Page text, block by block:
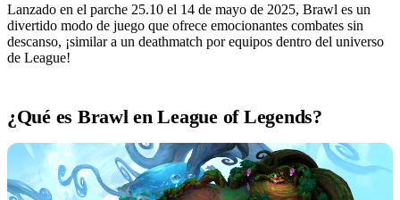
Lanzado en el parche 25.10 el 14 de mayo de 2025, Brawl es un
divertido modo de juego que ofrece emocionantes combates sin
descanso, ¡similar a un deathmatch por equipos dentro del universo
de League!
¿Qué es Brawl en League of Legends?